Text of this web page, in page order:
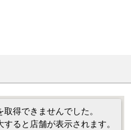
取得できませんでした。
すると店舗が表示されます。